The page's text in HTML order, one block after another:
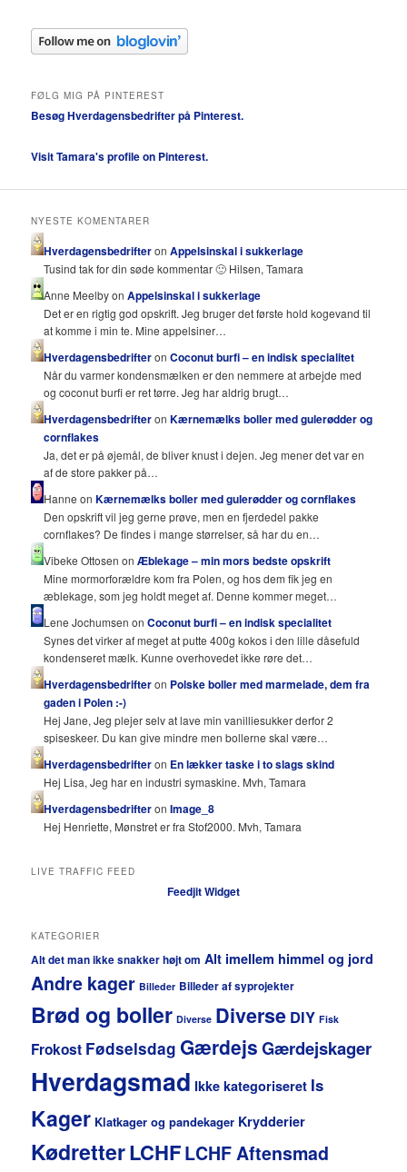
FØLG MIG PÅ PINTEREST
Besøg Hverdagensbedrifter på Pinterest.
Visit Tamara's profile on Pinterest.
NYESTE KOMENTARER
HverdagensbedrifteronAppelsinskal i sukkerlage
Tusind tak for din søde kommentar 🙂 Hilsen, Tamara
Anne Meelby onAppelsinskal i sukkerlage
Det er en rigtig god opskrift. Jeg bruger det første hold kogevand til
at komme i min te. Mine appelsiner…
HverdagensbedrifteronCoconut burfi – en indisk specialitet
Når du varmer kondensmælken er den nemmere at arbejde med
og coconut burfi er ret tørre. Jeg har aldrig brugt…
HverdagensbedrifteronKærnemælks boller med gulerødder og
cornflakes
Ja, det er på øjemål, de bliver knust i dejen. Jeg mener det var en
af de store pakker på…
Hanne onKærnemælks boller med gulerødder og cornflakes
Den opskrift vil jeg gerne prøve, men en fjerdedel pakke
cornflakes? De findes i mange størrelser, så har du en…
Vibeke Ottosen onÆblekage – min mors bedste opskrift
Mine mormorforældre kom fra Polen, og hos dem fik jeg en
æblekage, som jeg holdt meget af. Denne kommer meget…
Lene Jochumsen onCoconut burfi – en indisk specialitet
Synes det virker af meget at putte 400g kokos i den lille dåsefuld
kondenseret mælk. Kunne overhovedet ikke røre det…
Hverdagensbedrifteron Polske boller med marmelade, dem fra
gaden i Polen :-)
Hej Jane, Jeg plejer selv at lave min vanilliesukker derfor 2
spiseskeer. Du kan give mindre men bollerne skal være…
Hverdagensbedrifteron En lækker taske i to slags skind
Hej Lisa, Jeg har en industri symaskine. Mvh, Tamara
HverdagensbedrifteronImage_8
Hej Henriette, Mønstret er fra Stof2000. Mvh, Tamara
LIVE TRAFFIC FEED
Feedjit Widget
KATEGORIER
Alt det man ikke snakker højt om Alt imellem himmel og jord
Andre kager Billeder Billeder af syprojekter
Brød og boller Diverse Diverse DIY Fisk
Frokost Fødselsdag GærdejsGærdejskager
Hverdagsmad Ikke kategoriseret Is
Kager Klatkager og pandekager Krydderier
KødretterLCHFLCHF Aftensmad